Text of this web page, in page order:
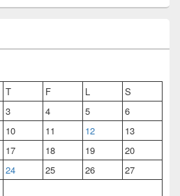
T F L
S
3 4 5
6
10 11 12
13
17 18 19
20
24 25 26
27